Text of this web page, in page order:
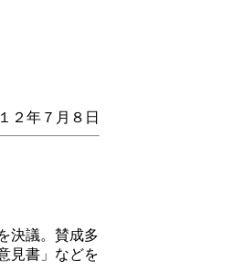
２年７月８日
決議。賛成多
見書」などを